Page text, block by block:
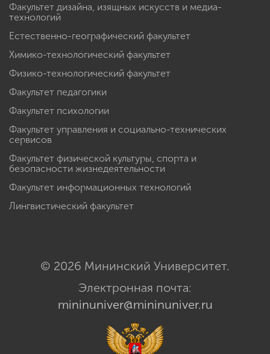
Факультет дизайна, изящных искусств и медиа-
технологий
Естественно-географический факультет
Химико-технологический факультет
Физико-технологический факультет
Факультет педагогики
Факультет психологии
Факультет управления и социально-технических
сервисов
Факультет физической культуры, спорта и
безопасности жизнедеятельности
Факультет информационных технологий
Лингвистический факультет
© 2026 Мининский Университет.
Электронная почта:
mininuniver@mininuniver.ru